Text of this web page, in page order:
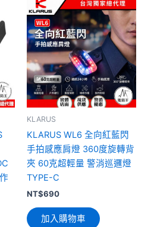
KLARUS
KLARUS WL6 全向紅藍閃
手拍感應肩燈 360度旋轉背
夾 60克超輕量 警消巡邏燈
TYPE-C
NT$690
加入購物車